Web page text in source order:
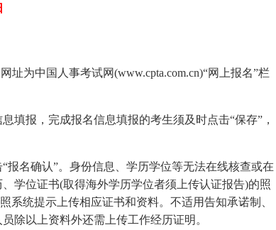
网址为中国人事考试网(www.cpta.com.cn)“网上报名”栏
报，完成报名信息填报的考生须及时点击“保存”，
名确认”。身份信息、学历学位等无法在线核查或在
学位证书(取得海外学历学位者须上传认证报告)的照
系统提示上传相应证书和资料。不适用告知承诺制、
除以上资料外还需上传工作经历证明。